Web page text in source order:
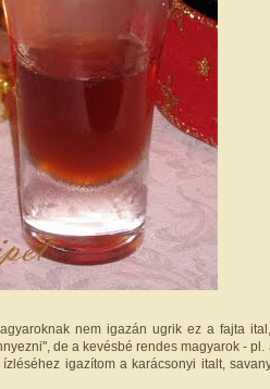
nem igazán ugrik ez a fajta
de a kevésbé rendes magyarok - pl.
igazítom a karácsonyi italt,